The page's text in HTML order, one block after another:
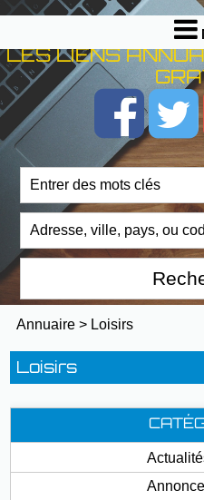
LES LIENS
Annuaire > Loisirs
Loisirs